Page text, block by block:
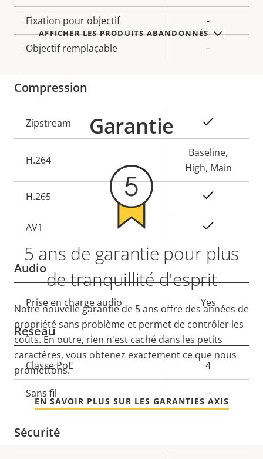
Fixation pour objectif -
Objectif remplaçable –
Compression
Description
de la
Valeur de
la
Zipstream
H.264
Baseline,
High, Main
H.265
AV1
Audio
Description
de la
propriété
Valeur de
propriété
Prise en charge audio Yes
Réseau
Description
de la
propriété
la
propriété
Classe PoE 4
Sans fil –
Sécurité
AFFICHER LES PRODUITS ABANDONNÉS
Garantie
5 ans de garantie pour plus
de tranquillité d'esprit
Notre nouvelle garantie de 5 ans offre des années de
propriété sans problème et permet de contrôler les
coûts. En outre, rien n'est caché dans les petits
caractères, vous obtenez exactement ce que nous
promettons.
EN SAVOIR PLUS SUR LES GARANTIES AXIS